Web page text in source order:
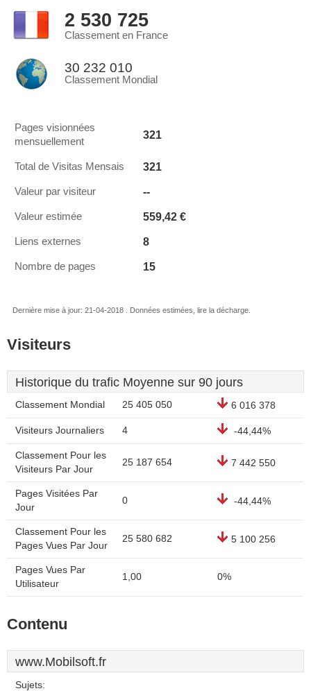
2 530 725
Classement en France
30 232 010
Classement Mondial
Pages visionnées
mensuellement
321
Total de Visitas Mensais 321
Valeur par visiteur --
Valeur estimée 559,42 €
Liens externes 8
Nombre de pages 15
Dernière mise à jour: 21-04-2018 . Données estimées, lire la décharge.
Visiteurs
Historique du trafic Moyenne sur 90 jours
Classement Mondial 25 405 050 6 016 378
Visiteurs Journaliers 4 -44,44%
Classement Pour les
Visiteurs Par Jour
25 187 654 7 442 550
Pages Visitées Par
Jour
0 -44,44%
Classement Pour les
Pages Vues Par Jour
25 580 682 5 100 256
Pages Vues Par
Utilisateur
1,00 0%
Contenu
www.Mobilsoft.fr
Sujets: